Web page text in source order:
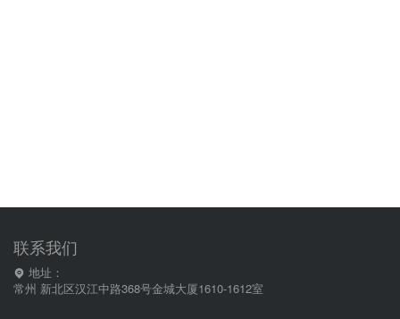
联系我们
地址：
常州 新北区汉江中路368号金城大厦1610-1612室